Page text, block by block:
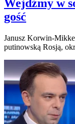
Wejdźmy w
gość
Janusz Korwin-
putinowską Rosją,